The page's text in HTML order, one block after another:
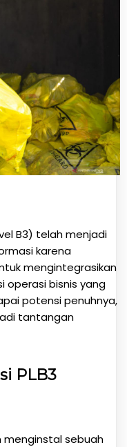
B3) telah menjadi
karena
mengintegrasikan
operasi bisnis yang
potensi penuhnya,
tantangan
PLB3
menginstal sebuah